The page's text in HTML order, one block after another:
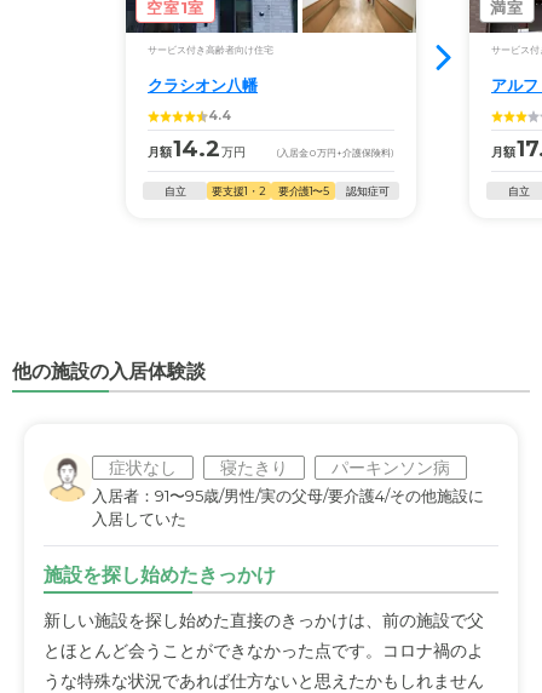
空室1室
サービス付き高齢者向け住宅
クラシオン八幡
4.4
月額14.2万円 (入居金0万円 +介護保険料)
自立 要支援1・2 要介護1〜5 認知症可
満室
サービス付
アル
月額
自立
他の施設の入居体験談
症状なし 寝たきり パーキンソン病
入居者：91〜95歳/男性/実の父母/要介護4/その他施設に
入居していた
施設を探し始めたきっかけ
新しい施設を探し始めた直接のきっかけは、前の施設で父
とほとんど会うことができなかった点です。コロナ禍のよ
うな特殊な状況であれば仕方ないと思えたかもしれません